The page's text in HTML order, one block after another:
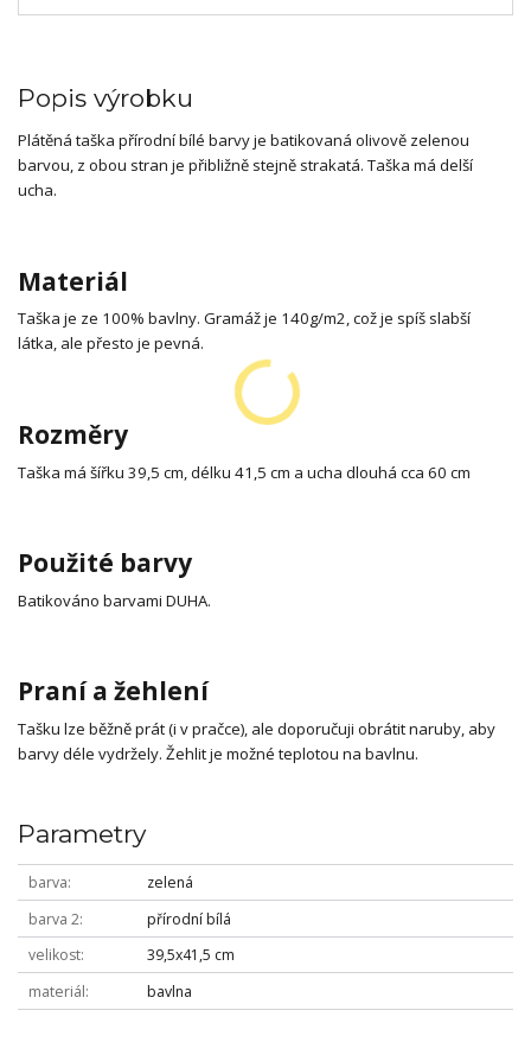
Popis výrobku
Plátěná taška přírodní bílé barvy je batikovaná olivově zelenou
barvou, z obou stran je přibližně stejně strakatá. Taška má delší
ucha.
Materiál
Taška je ze 100% bavlny. Gramáž je 140g/m2, což je spíš slabší
látka, ale přesto je pevná.
Rozměry
Taška má šířku 39,5 cm, délku 41,5 cm a ucha dlouhá cca 60 cm
Použité barvy
Batikováno barvami DUHA.
Praní a žehlení
Tašku lze běžně prát (i v pračce), ale doporučuji obrátit naruby, aby
barvy déle vydržely. Žehlit je možné teplotou na bavlnu.
Parametry
barva
zelená
barva 2
přírodní bílá
velikost
39,5x41,5 cm
materiál
bavlna